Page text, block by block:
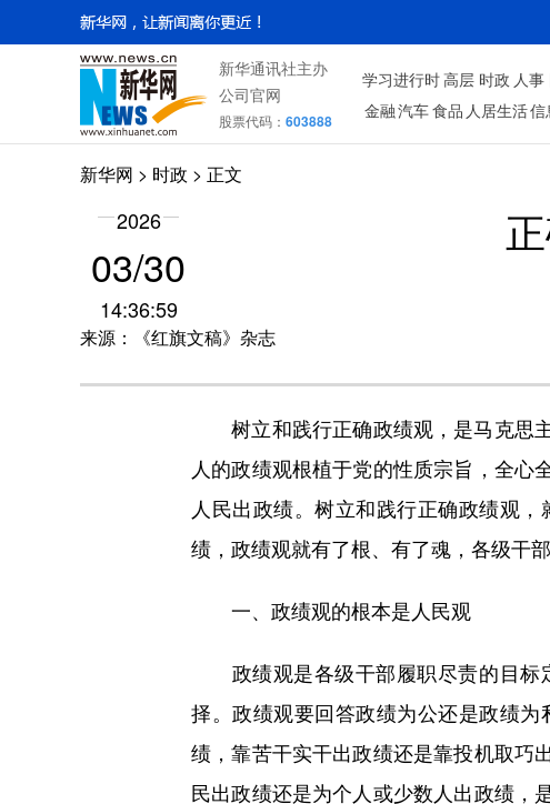
新华通讯社主办
公司官网
股票代码： 603888
学习进行时 高层 时政 人事
金融 汽车 食品 人居生活信
新华网 > 时政 > 正文
2026
03/30
14:36:59
来源：《红旗文稿》杂志
树立和践行正确政绩观，是马克思主
人的政绩观根植于党的性质宗旨，全心
人民出政绩。树立和践行正确政绩观
绩，政绩观就有了根、有了魂，各级干
一、政绩观的根本是人民观
政绩观是各级干部履职尽责的目标
择。政绩观要回答政绩为公还是政绩
绩，靠苦干实干出政绩还是靠投机取巧
民出政绩还是为个人或少数人出政绩，